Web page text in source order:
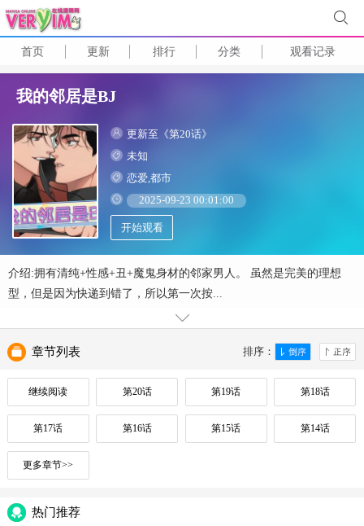
首页 更新 排行 分类 观看记录
我的邻居是BJ
更新至《第20话》
未知
恋爱,都市
2025-09-23 00:01:00
开始观看
介绍:拥有清纯+性感+丑+魔鬼身材的邻家男人。 虽然是完美的理想
型，但是因为快递到错了，所以第一次按...
排序：
章节列表
继续阅读 第20话 第19话 第18话
第17话 第16话 第15话 第14话
更多章节>>
热门推荐